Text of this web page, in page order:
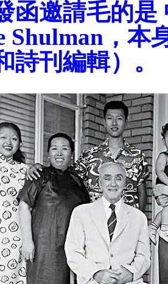
函邀請毛的是
Shulman，本
詩刊編輯）。